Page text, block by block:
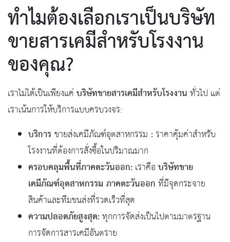
ทำไมต้องเลือกเราเป็นบริษัท
ขายสารเคมีสำหรับโรงงาน
ของคุณ?
เราไม่ได้เป็นเพียงแค่บริษัทขายสารเคมีสำหรับโรงงานทั่วไป แต่
เราเน้นการให้บริการแบบครบวงจร:
บริการขายส่งเคมีภัณฑ์อุตสาหกรรม :ราคาคุ้มค่าสำหรับ
โรงงานที่ต้องการสั่งซื้อในปริมาณมาก
ครอบคลุมพื้นที่ภาคตะวันออก:เราคือบริษัทขาย
เคมีภัณฑ์อุตสาหกรรม ภาคตะวันออกที่มีจุดกระจาย
สินค้าและทีมขนส่งที่รวดเร็วที่สุด
ความปลอดภัยสูงสุด:ทุกการจัดส่งเป็นไปตามมาตรฐาน
การจัดการสารเคมีอันตราย